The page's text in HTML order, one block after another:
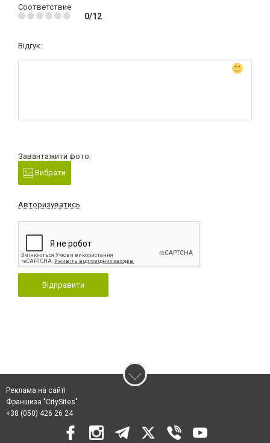
Соответствие
0/12
Відгук:
Завантажити фото:
Вибрати
Авторизуватись
Відправити
Реклама на сайті
Франшиза "CitySites"
+38 (050) 426 26 24